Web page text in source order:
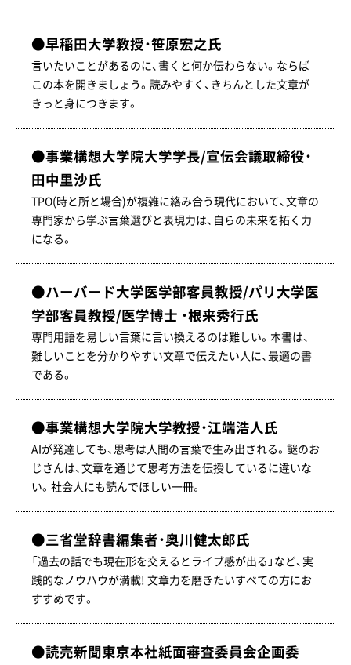
●早稲田大学教授・笹原宏之氏
言いたいことがあるのに、書くと何か伝わらない。ならば
この本を開きましょう。読みやすく、きちんとした文章が
きっと身につきます。
●事業構想大学院大学学長/宣伝会議取締役・
田中里沙氏
TPO(時と所と場合)が複雑に絡み合う現代において、文章の
専門家から学ぶ言葉選びと表現力は、自らの未来を拓く力
になる。
●ハーバード大学医学部客員教授/パリ大学医
学部客員教授/医学博士 ・根来秀行氏
専門用語を易しい言葉に言い換えるのは難しい。本書は、
難しいことを分かりやすい文章で伝えたい人に、最適の書
である。
●事業構想大学院大学教授・江端浩人氏
AIが発達しても、思考は人間の言葉で生み出される。謎のお
じさんは、文章を通じて思考方法を伝授しているに違いな
い。社会人にも読んでほしい一冊。
●三省堂辞書編集者・奥川健太郎氏
「過去の話でも現在形を交えるとライブ感が出る」など、実
践的なノウハウが満載! 文章力を磨きたいすべての方にお
すすめです。
●読売新聞東京本社紙面審査委員会企画委